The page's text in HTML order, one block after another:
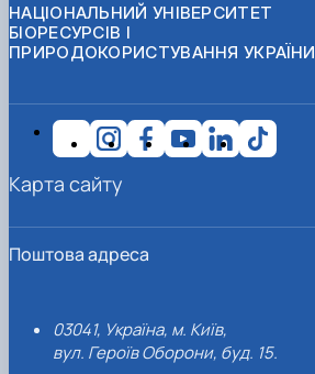
НАЦІОНАЛЬНИЙ УНІВЕРСИТЕТ
БІОРЕСУРСІВ І
ПРИРОДОКОРИСТУВАННЯ УКРАЇНИ
Поштова адреса
03041, Україна, м. Київ,
вул. Героїв Оборони, буд. 15.
Карта сайту